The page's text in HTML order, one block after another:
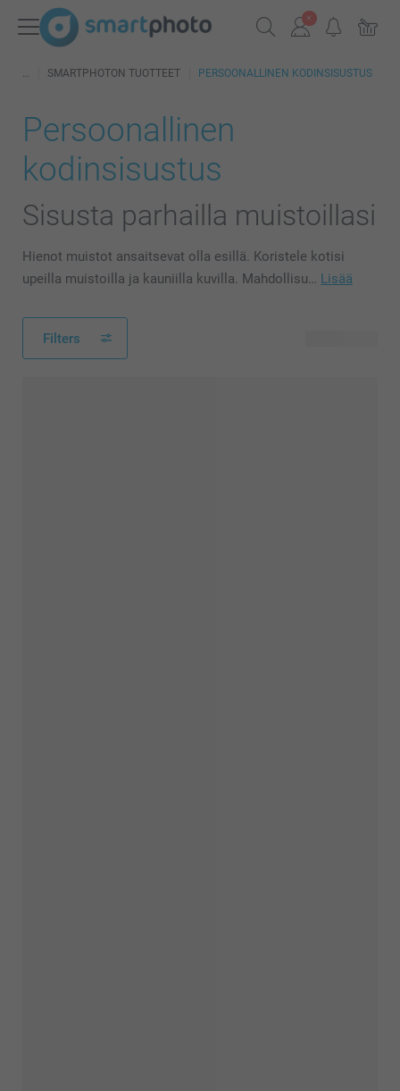
SMARTPHOTON TUOTTEET PERSOONALLINEN KODINSISUSTUS
Persoonallinen
kodinsisustus
Sisusta parhailla muistoillasi
Hienot muistot ansaitsevat olla esillä. Koristele kotisi
upeilla muistoilla ja kauniilla kuvilla. Mahdollisu… Lisää
Filters